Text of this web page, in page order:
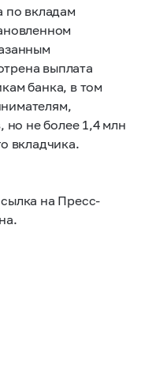
по вкладам
выплата
банка, в том
но не более 1,4 млн
вкладчика.
на Пресс-